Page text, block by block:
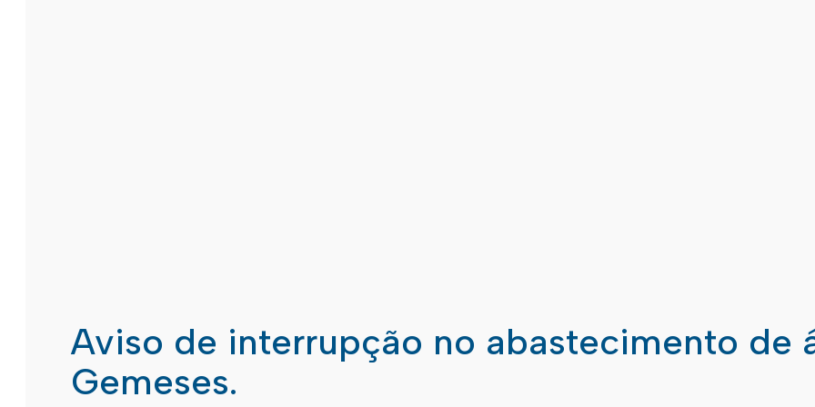
Aviso de interrupção no abastecimento de
Gemeses.